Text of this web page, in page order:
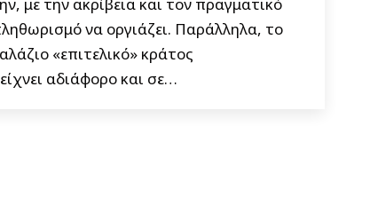
να οργιάζει. Παράλληλα, το
«επιτελικό» κράτος
αδιάφορο και σε…